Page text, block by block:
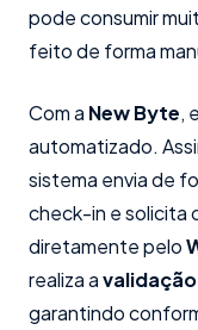
pode consumir
feito de forma
Com a New Byte,
automatizado.
sistema envia de
check-in e solicita
diretamente pelo
realiza a
garantindo